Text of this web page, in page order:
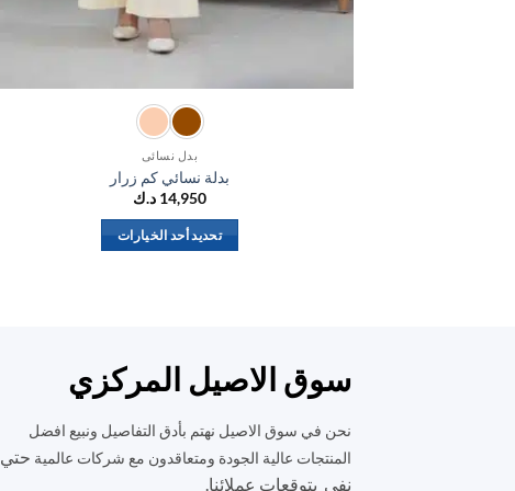
بدل نسائي
بدلة نسائي كم زرار
14,950 د.ك
تحديد أحد الخيارات
المختلفة
لهذا
يمكن
اختيار
سوق الاصيل المركزي
نحن في سوق الاصيل نهتم بأدق التفاصيل ونبيع افضل
المنتجات عالية الجودة ومتعاقدون مع شركات عالمية حتي
نفي بتوقعات عملائنا.